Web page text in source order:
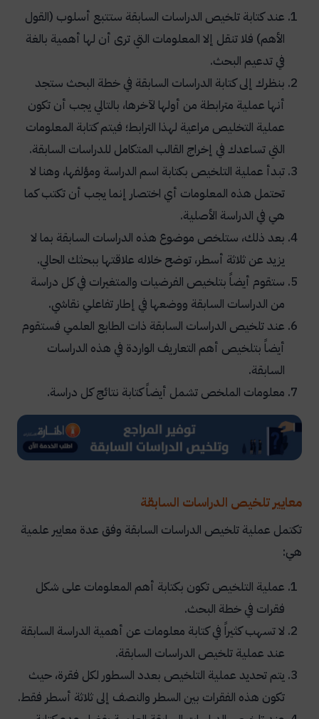
عند كتابة تلخيص الدراسات السابقة ستتبع أسلوب (القول
الأهم) فلا تنقل إلا المعلومات التي ترى أن لها أهمية بالغة
في تدعيم البحث.
بنظرك إلى كتابة الدراسات السابقة في خطة البحث ستجد
أنها عملية مترابطة من أولها لآخرها، بالتالي يجب أن تكون
عملية التخليص مراعية لهذا الترابط؛ فيتم كتابة المعلومات
التي تساعدك في إخراج القالب المتكامل للدراسات السابقة.
تبدأ عملية التلخيص بكتابة اسم الدراسة ومؤلفها، وهنا لا
تحتمل هذه المعلومات أي اختصار إنما يجب أن تكتب كما
هي في الدراسة الأصلية.
بعد ذلك، ستلخص موضوع هذه الدراسات السابقة بما لا
يزيد عن ثلاثة أسطر، توضح خلاله علاقتها ببحثك الحالي.
ستقوم أيضاً بتلخيص الفرضيات والمتغيرات في كل دراسة
من الدراسات السابقة ووضعها في إطار تفاعلي نقاشي.
عند تلخيص الدراسات السابقة ذات الطابع العلمي فستقوم
أيضاً بتلخيص أهم التعاريف الواردة في هذه الدراسات
السابقة.
معلومات الملخص تشمل أيضاً كتابة نتائج كل دراسة.
معايير تلخيص الدراسات السابقة
تكتمل عملية تلخيص الدراسات السابقة وفق عدة معايير علمية
هي:
عملية التلخيص تكون بكتابة أهم المعلومات على شكل
فقرات في خطة البحث.
لا تسهب كثيراً في كتابة معلومات عن أهمية الدراسة السابقة
عند عملية تلخيص الدراسات السابقة.
يتم تحديد عملية التلخيص بعدد السطور لكل فقرة، حيث
تكون هذه الفقرات بين السطر والنصف إلى ثلاثة أسطر فقط.